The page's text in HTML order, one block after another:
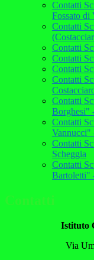
Contatti
Fossato di
Contatti
Contatti
Contatti
Contatti
Contatti
Contatti
Borghesi"
Contatti
Vannucci"
Contatti
Scheggia
Contatti
Bartoletti"
Contatti
Istituto
Via